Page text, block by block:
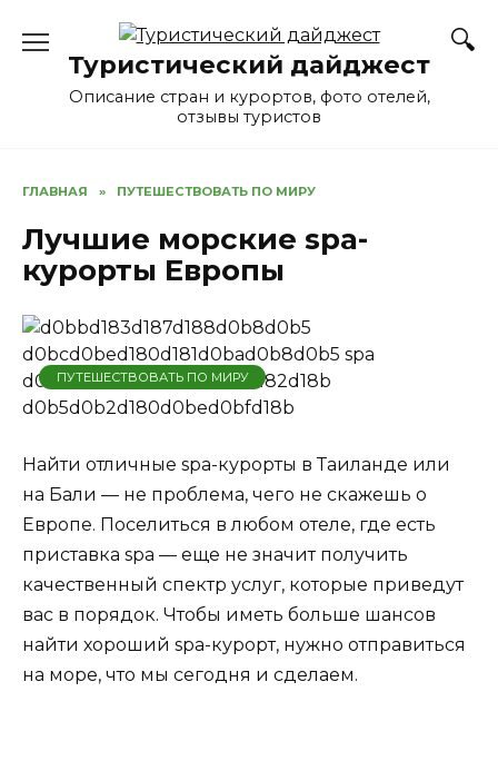
содержаниюТуристический дайджест
Описание стран и курортов, фото отелей,
отзывы туристов
ГЛАВНАЯ » ПУТЕШЕСТВОВАТЬ ПО МИРУ
Лучшие морские spa-
курорты Европы
ПУТЕШЕСТВОВАТЬ ПО МИРУ
Найти отличные spa-курорты в Таиланде или
на Бали — не проблема, чего не скажешь о
Европе. Поселиться в любом отеле, где есть
приставка spa — еще не значит получить
качественный спектр услуг, которые приведут
вас в порядок. Чтобы иметь больше шансов
найти хороший spa-курорт, нужно отправиться
на море, что мы сегодня и сделаем.